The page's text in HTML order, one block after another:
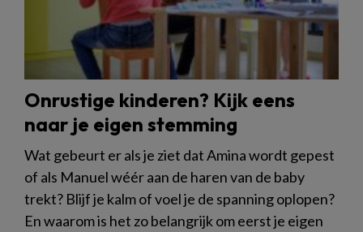
Onrustige kinderen? Kijk eens
naar je eigen stemming
Wat gebeurt er als je ziet dat Amina wordt gepest
of als Manuel wéér aan de haren van de baby
trekt? Blijf je kalm of voel je de spanning oplopen?
En waarom is het zo belangrijk om eerst je eigen